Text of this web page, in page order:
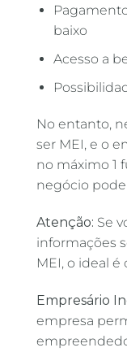
baixo
Acesso a
No entanto,
ser MEI, e o
no máximo 1
negócio
Atenção: Se
informações
MEI, o ideal
Empresário
empresa